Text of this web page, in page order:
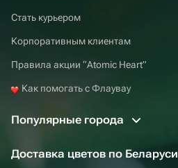
Стать курьером
Корпоративным клиентам
Правила акции “Atomic Heart”
Как помогать с Флаувау
Популярные города
Доставка цветов по Беларуси